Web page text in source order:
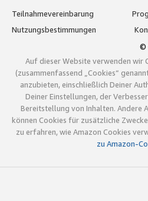
Teilnahmevereinbarung
Nutzungsbestimmungen
©
Auf dieser Website verwenden wir
(zusammenfassend „Cookies“
anzubieten, einschließlich Deiner
Deiner Einstellungen, der
Bereitstellung von Inhalten. Andere
können Cookies für zusätzliche
zu erfahren, wie Amazon Cookies
zu Amazon-